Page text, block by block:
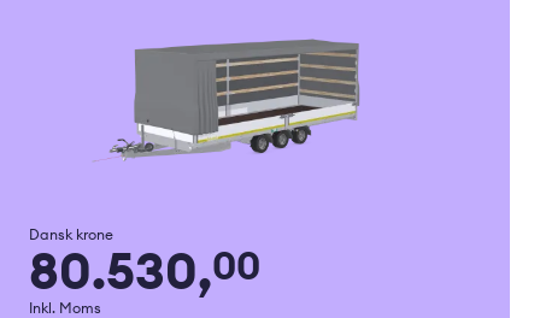
Dansk krone
80.530,00
Inkl. Moms